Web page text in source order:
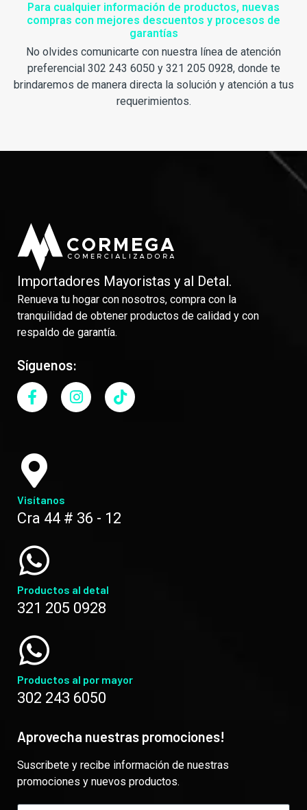
Para cualquier información de productos, nuevas
compras con mejores descuentos y procesos de
garantías
No olvides comunicarte con nuestra línea de atención
preferencial 302 243 6050 y 321 205 0928, donde te
brindaremos de manera directa la solución y atención a tus
requerimientos.
Importadores Mayoristas y al Detal.
Renueva tu hogar con nosotros, compra con la
tranquilidad de obtener productos de calidad y con
respaldo de garantía.
Síguenos:
Visítanos
Cra 44 # 36 - 12
Productos al detal
321 205 0928
Productos al por mayor
302 243 6050
Aprovecha nuestras promociones!
Suscribete y recibe información de nuestras
promociones y nuevos productos.